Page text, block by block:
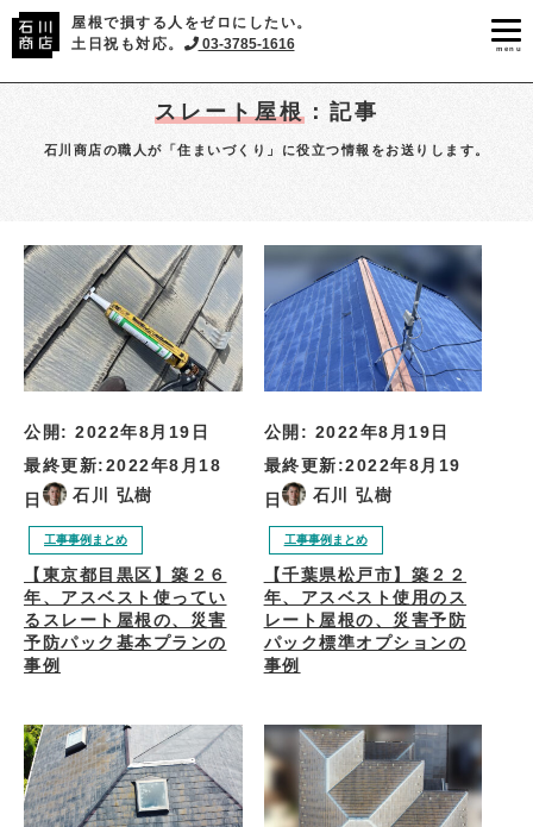
屋根で損する人をゼロにしたい。
土日祝も対応。
03-3785-1616 menu
スレート屋根：記事
石川商店の職人が「住まいづくり」に役立つ情報をお送りします。
公開: 2022年8月19日
最終更新:2022年8月18
日
石川 弘樹
工事事例まとめ
【東京都目黒区】築２６
年、アスベスト使ってい
るスレート屋根の、災害
予防パック基本プランの
事例
公開: 2022年8月19日
最終更新:2022年8月19
日
石川 弘樹
工事事例まとめ
【千葉県松戸市】築２２
年、アスベスト使用のス
レート屋根の、災害予防
パック標準オプションの
事例